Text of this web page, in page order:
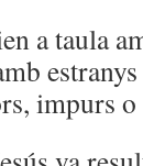
a taula
impurs